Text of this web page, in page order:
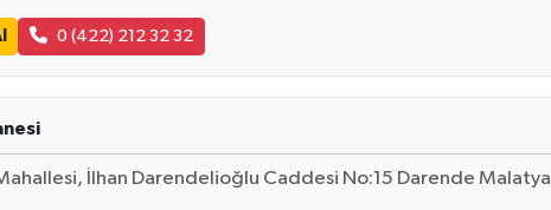
0 (422) 212 32 32
İlhan Darendelioğlu Caddesi No:15 Darende Malatya